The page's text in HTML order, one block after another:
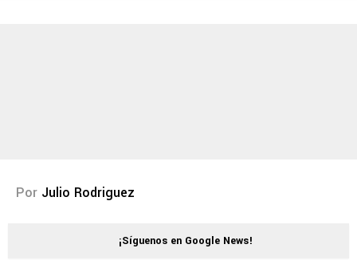
Por Julio Rodriguez
¡Síguenos en Google News!